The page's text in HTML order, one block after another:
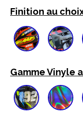
Finition au
Gamme Vinyle